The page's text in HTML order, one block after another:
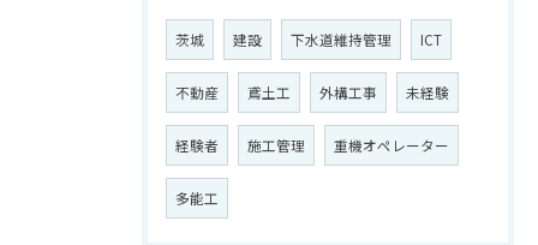
茨城 建設 下水道維持管理 ICT
不動産 鳶土工 外構工事 未経験
経験者 施工管理 重機オペレーター
多能工